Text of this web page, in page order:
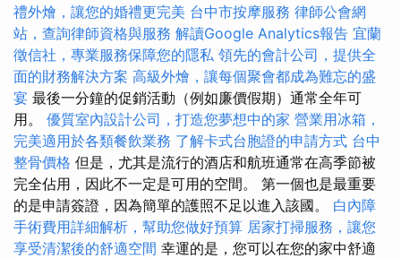
禮外燴，讓您的婚禮更完美 台中市按摩服務 律師公會網
站，查詢律師資格與服務 解讀Google Analytics報告 宜蘭
徵信社，專業服務保障您的隱私 領先的會計公司，提供全
面的財務解決方案 高級外燴，讓每個聚會都成為難忘的盛
宴 最後一分鐘的促銷活動（例如廉價假期）通常全年可
用。 優質室內設計公司，打造您夢想中的家 營業用冰箱，
完美適用於各類餐飲業務 了解卡式台胞證的申請方式 台中
整骨價格 但是，尤其是流行的酒店和航班通常在高季節被
完全佔用，因此不一定是可用的空間。 第一個也是最重要
的是申請簽證，因為簡單的護照不足以進入該國。 白內障
手術費用詳細解析，幫助您做好預算 居家打掃服務，讓您
享受清潔後的舒適空間 幸運的是，您可以在您的家中舒適